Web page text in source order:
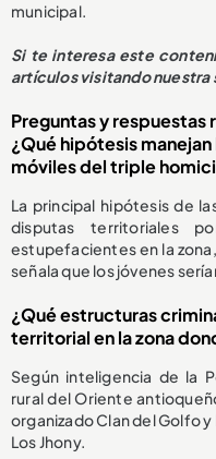
municipal.
Si te interesa este
artículos visitando nuestra
Preguntas y respuestas
¿Qué hipótesis
móviles del triple
La principal hipótesis de
disputas territoriales
estupefacientes en la
señala que los jóvenes
¿Qué estructuras
territorial en la zona
Según inteligencia de la
rural del Oriente
organizado Clan del Golfo
Los Jhony.